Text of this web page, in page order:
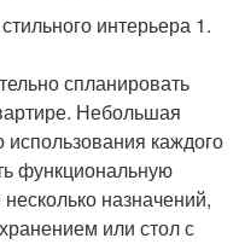
интерьера 1.
спланировать
Небольшая
каждого
функциональную
назначений,
или стол с